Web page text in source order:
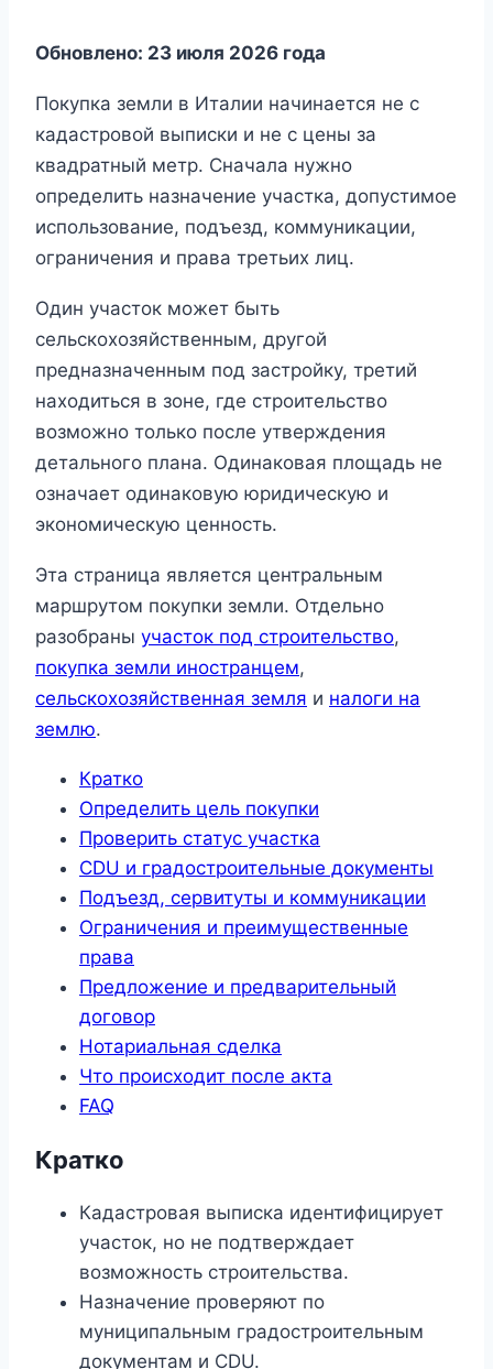
Обновлено: 23 июля 2026 года
Покупка земли в Италии начинается не с
кадастровой выписки и не с цены за
квадратный метр. Сначала нужно
определить назначение участка, допустимое
использование, подъезд, коммуникации,
ограничения и права третьих лиц.
Один участок может быть
сельскохозяйственным, другой
предназначенным под застройку, третий
находиться в зоне, где строительство
возможно только после утверждения
детального плана. Одинаковая площадь не
означает одинаковую юридическую и
экономическую ценность.
Эта страница является центральным
маршрутом покупки земли. Отдельно
разобраны участок под строительство,
покупка земли иностранцем,
сельскохозяйственная земля и налоги на
землю.
Кратко
Определить цель покупки
Проверить статус участка
CDU и градостроительные документы
Подъезд, сервитуты и коммуникации
Ограничения и преимущественные
права
Предложение и предварительный
договор
Нотариальная сделка
Что происходит после акта
FAQ
Кратко
Кадастровая выписка идентифицирует
участок, но не подтверждает
возможность строительства.
Назначение проверяют по
муниципальным градостроительным
документам и CDU.